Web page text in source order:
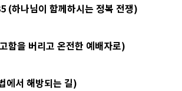
(하나님이 함께하시는 정복 전쟁)
함을 버리고 온전한 예배자로)
에서 해방되는 길)